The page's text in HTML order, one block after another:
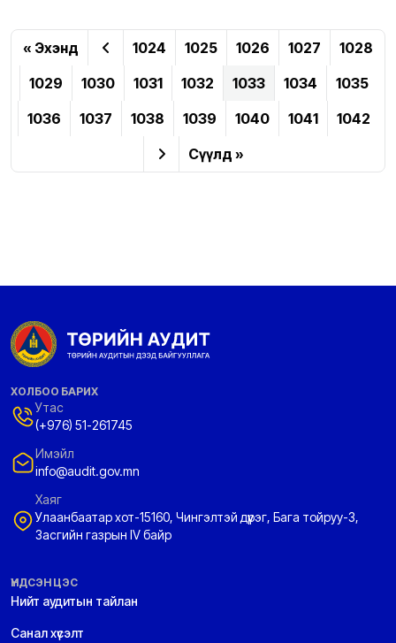
« Эхэнд 1024 1025 1026 1027
1028
1029
1030 1031 1032 1033 1034
1035
1036
1037 1038 1039 1040 1041
1042
Сүүлд »
ХОЛБОО БАРИХ
Утас
(+976) 51-261745
Имэйл
info@audit.gov.mn
Хаяг
Улаанбаатар хот-15160, Чингэлтэй дүүрэг, Бага тойруу-3,
Засгийн газрын IV байр
ҮНДСЭН ЦЭС
Нийт аудитын тайлан
Санал хүсэлт